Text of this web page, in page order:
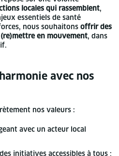
locales qui rassemblent,
essentiels de santé
nous souhaitons offrir des
en mouvement, dans
avec nos
nos valeurs :
avec un acteur local
initiatives accessibles à tous ;